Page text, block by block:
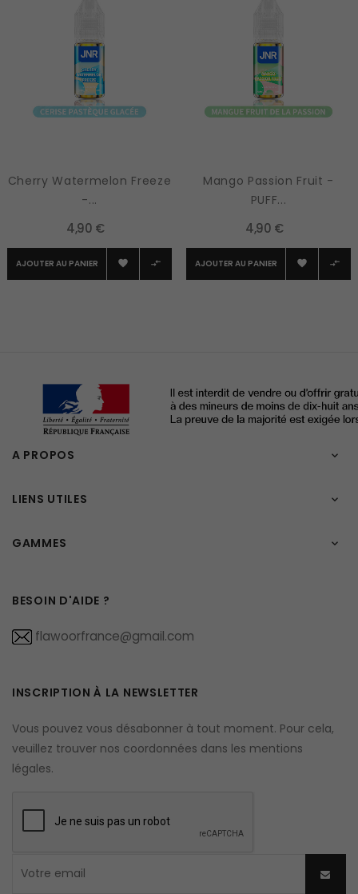
Cherry Watermelon Freeze
-...
4,90 €
AJOUTER AU PANIER  
Mango Passion Fruit -
PUFF...
4,90 €
AJOUTER AU PANIER  
A PROPOS 
LIENS UTILES 
GAMMES 
BESOIN D'AIDE ?
flawoorfrance@gmail.com
INSCRIPTION À LA NEWSLETTER
Vous pouvez vous désabonner à tout moment. Pour cela,
veuillez trouver nos coordonnées dans les mentions
légales.